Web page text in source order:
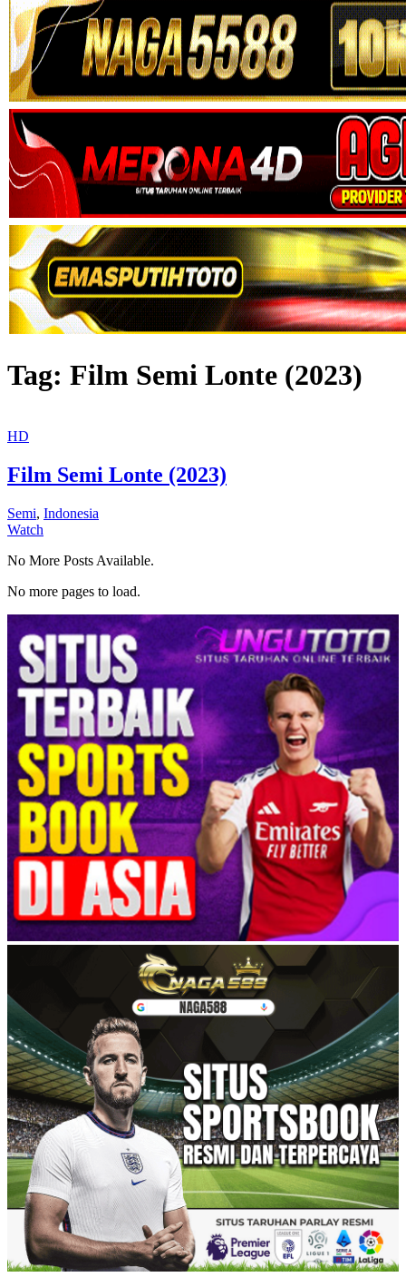
Tag: Film Semi Lonte (2023)
HD
Film Semi Lonte (2023)
Semi, Indonesia
Watch
No More Posts Available.
No more pages to load.